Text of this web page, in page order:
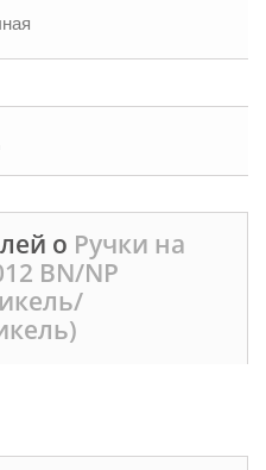
о Ручки на
BN/NP